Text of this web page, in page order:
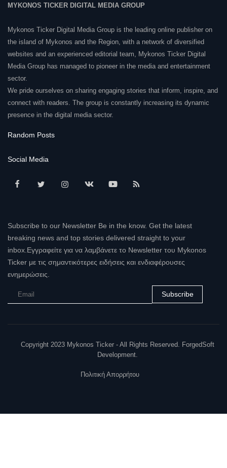
MYKONOS TICKER DIGITAL MEDIA GROUP
Mykonos Ticker Digital Media Group is the leading online publisher on
the island of Mykonos and the Region, with a network of diversified
websites and an experienced editorial team, Mykonos Ticker Digital
Media Group has managed to pioneer in the media and entertainment
sector.
We pride ourselves on sharing engaging stories that inform, inspire, and
connect with readers. The group is constantly increasing its dynamic
presence in the digital media sector.
Random Posts
Social Media
Subscribe to our Newsletter Be in the know. Get the latest
breaking news and top stories delivered straight to your
inbox.Εγγραφείτε για να λαμβάνετε το Newsletter του Mykonos
Ticker με τις σημαντικότερες ειδήσεις και ενδιαφέρουσες
ενημερώσεις.
Subscribe
Copyright 2023 Mykonos Ticker - All Rights Reserved. ForgedSoft
Development.
Πολιτική Απορρήτου